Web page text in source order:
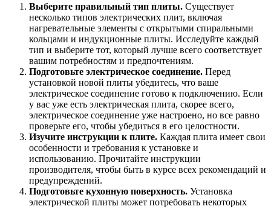
Выберите правильный тип плиты. Существует
несколько типов электрических плит, включая
нагревательные элементы с открытыми спиральными
кольцами и индукционные плиты. Исследуйте каждый
тип и выберите тот, который лучше всего соответствует
вашим потребностям и предпочтениям.
Подготовьте электрическое соединение. Перед
установкой новой плиты убедитесь, что ваше
электрическое соединение готово к подключению. Если
у вас уже есть электрическая плита, скорее всего,
электрическое соединение уже настроено, но все равно
проверьте его, чтобы убедиться в его целостности.
Изучите инструкции к плите. Каждая плита имеет свои
особенности и требования к установке и
использованию. Прочитайте инструкции
производителя, чтобы быть в курсе всех рекомендаций и
предупреждений.
Подготовьте кухонную поверхность. Установка
электрической плиты может потребовать некоторых